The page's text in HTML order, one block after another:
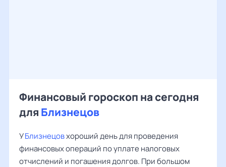
Финансовый гороскоп на сегодня
для Близнецов
УБлизнецовхороший день для проведения
финансовых операций по уплате налоговых
отчислений и погашения долгов. При большом